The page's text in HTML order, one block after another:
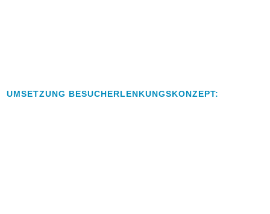
UMSETZUNG BESUCHERLENKUNGSKONZEPT: